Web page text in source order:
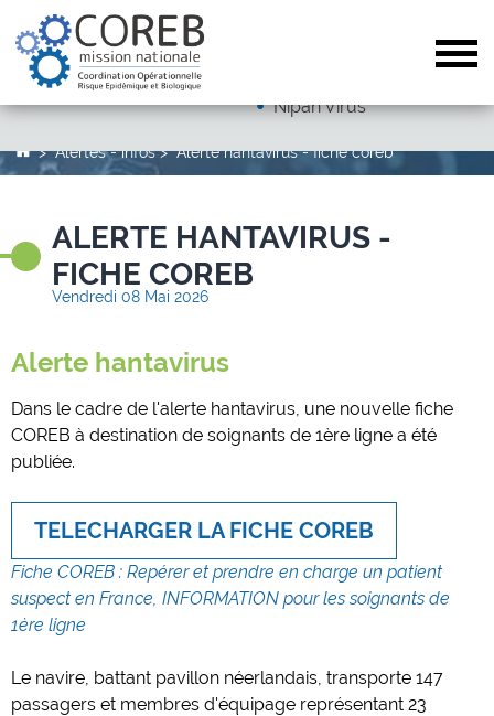
Arboviroses (hors dengue)
Nipah Virus
Alertes - infos Alerte hantavirus - fiche coreb
ALERTE HANTAVIRUS -
FICHE COREB
Vendredi 08 Mai 2026
Alerte hantavirus
Dans le cadre de l'alerte hantavirus, une nouvelle fiche
COREB à destination de soignants de 1ère ligne a été
publiée.
TELECHARGER LA FICHE COREB
Fiche COREB : Repérer et prendre en charge un patient
suspect en France, INFORMATION pour les soignants de
1ère ligne
Le navire, battant pavillon néerlandais, transporte 147
passagers et membres d'équipage représentant 23